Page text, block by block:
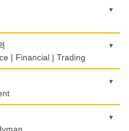
| Financial | Trading